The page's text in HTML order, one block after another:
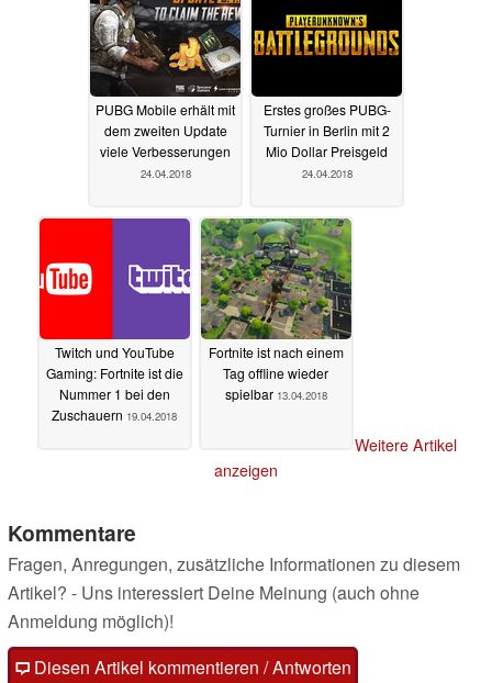
PUBG Mobile erhält mit
dem zweiten Update
viele Verbesserungen
24.04.2018
Erstes großes PUBG-
Turnier in Berlin mit 2
Mio Dollar Preisgeld
24.04.2018
Twitch und YouTube
Gaming: Fortnite ist die
Nummer 1 bei den
Zuschauern 19.04.2018
Fortnite ist nach einem
Tag offline wieder
spielbar 13.04.2018
Weitere Artikel
anzeigen
Kommentare
Fragen, Anregungen, zusätzliche Informationen zu diesem
Artikel? - Uns interessiert Deine Meinung (auch ohne
Anmeldung möglich)!
Diesen Artikel kommentieren / Antworten